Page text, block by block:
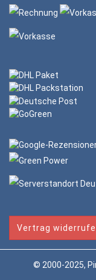
Vertrag
© 2000-2025,